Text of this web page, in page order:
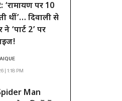
‘रामायण पर 10
थीं’… दिवाली से
‘पार्ट 2’ पर
| 1:18 PM
Man